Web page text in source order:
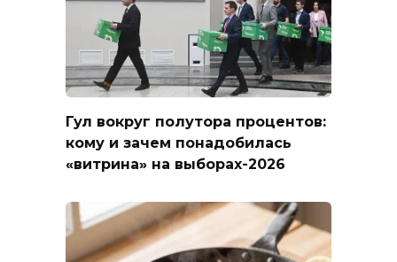
Гул вокруг полутора процентов:
кому и зачем понадобилась
«витрина» на выборах-2026